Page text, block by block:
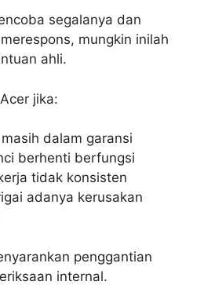
segalanya dan
mungkin inilah
ahli.
jika:
dalam garansi
berhenti berfungsi
tidak konsisten
adanya kerusakan
penggantian
internal.